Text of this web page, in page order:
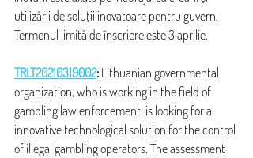
utilizării de soluții inovatoare pentru guvern.
Termenul limită de înscriere este 3 aprilie.
TRLT20210319002: Lithuanian governmental
organization, who is working in the field of
gambling law enforcement, is looking for a
innovative technological solution for the control
of illegal gambling operators. The assessment